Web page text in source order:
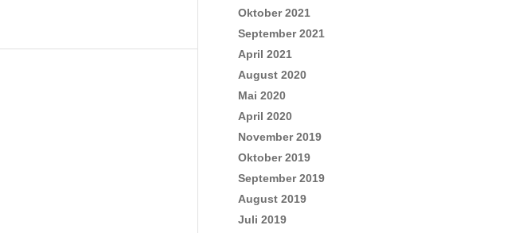
Oktober 2021
September 2021
April 2021
August 2020
Mai 2020
April 2020
November 2019
Oktober 2019
September 2019
August 2019
Juli 2019